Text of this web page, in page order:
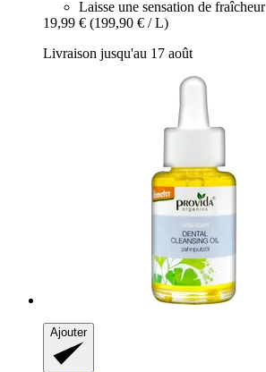
Laisse une sensation de fraîcheur
19,99 € (199,90 € / L)
Livraison jusqu'au 17 août
Ajouter